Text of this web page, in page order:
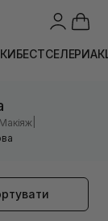
БЕСТСЕЛЕРИ
Макіяж